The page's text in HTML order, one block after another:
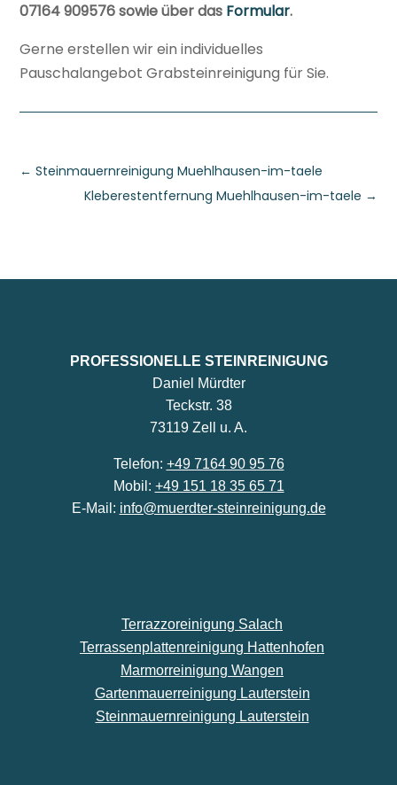
07164 909576 sowie über das Formular.
Gerne erstellen wir ein individuelles
Pauschalangebot Grabsteinreinigung für Sie.
←Steinmauernreinigung Muehlhausen-im-taele
Kleberestentfernung Muehlhausen-im-taele →
PROFESSIONELLE STEINREINIGUNG
Daniel Mürdter
Teckstr. 38
73119 Zell u. A.
Telefon: +49 7164 90 95 76
Mobil: +49 151 18 35 65 71
E-Mail: info@muerdter-steinreinigung.de
Terrazzoreinigung Salach
Terrassenplattenreinigung Hattenhofen
Marmorreinigung Wangen
Gartenmauerreinigung Lauterstein
Steinmauernreinigung Lauterstein